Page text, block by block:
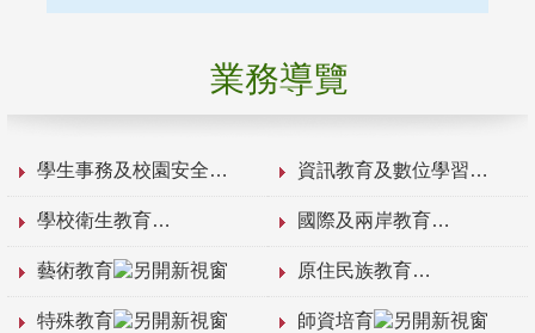
業務導覽
學生事務及校園安全 資訊教育及數位學習
學校衛生教育 國際及兩岸教育
藝術教育 原住民族教育
特殊教育 師資培育